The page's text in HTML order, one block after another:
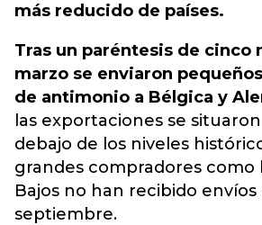
más reducido de países.
Tras un paréntesis de cinco
marzo se enviaron
de antimonio a Bélgica y
las exportaciones se
debajo de los niveles
grandes compradores como
Bajos no han recibido envíos
septiembre.